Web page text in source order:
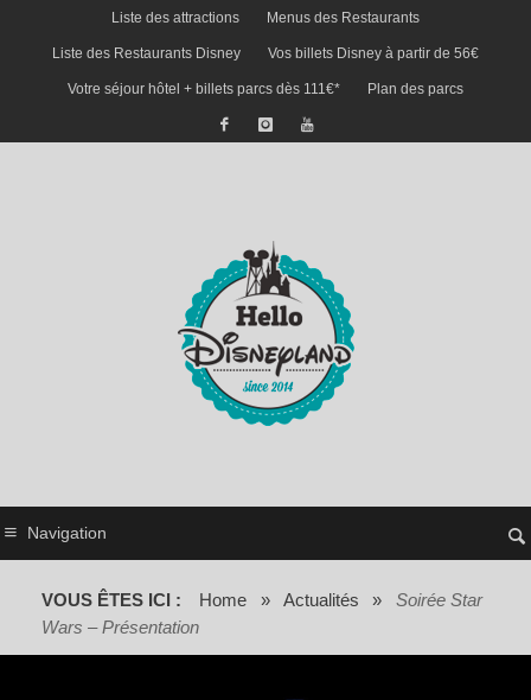
Liste des attractions Menus des Restaurants
Liste des Restaurants Disney Vos billets Disney à partir de 56€
Votre séjour hôtel + billets parcs dès 111€* Plan des parcs
Navigation
VOUS ÊTES ICI : Home » Actualités »
Soirée Star
Wars – Présentation